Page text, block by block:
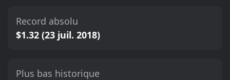
Record absolu
$1.32 (23 juil. 2018)
Plus bas historique